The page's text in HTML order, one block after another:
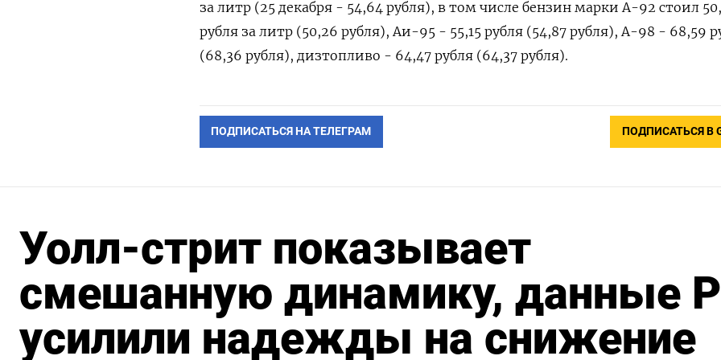
за литр (25 декабря - 54,64 рубля), в том числе бензин марки А-92 стоил
рубля за литр (50,26 рубля), Аи-95 - 55,15 рубля (54,87 рубля), А-98 - 68,59
(68,36 рубля), дизтопливо - 64,47 рубля (64,37 рубля).
ПОДПИСАТЬСЯ НА ТЕЛЕГРАМ ПОДПИСАТЬСЯ В
Уолл-стрит показывает
смешанную динамику, данные
усилили надежды на снижение